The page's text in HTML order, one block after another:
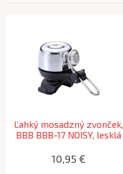
Ľahký mosadzný zvonček,
BBB BBB-17 NOISY, lesklá
10,95 €